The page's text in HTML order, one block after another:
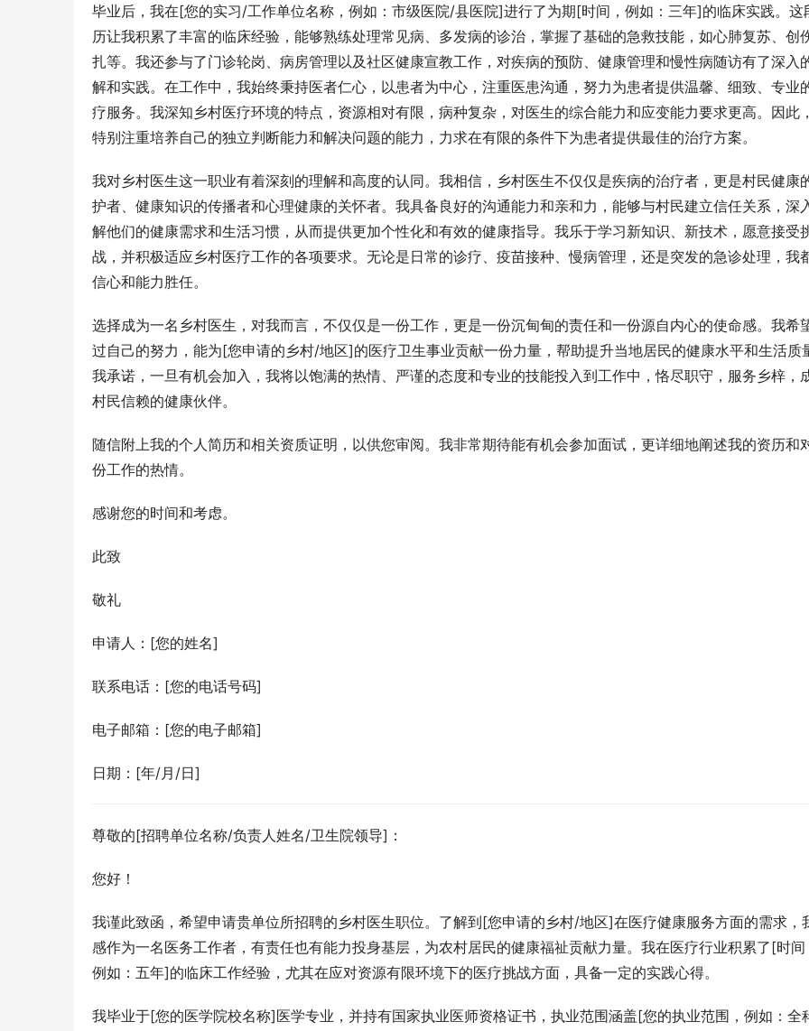
毕业后，我在[您的实习/工作单位名称，例如：市级医院/县医院]进行了为期[时间，例如：三年]的临床实践。这
历让我积累了丰富的临床经验，能够熟练处理常见病、多发病的诊治，掌握了基础的急救技能，如心肺复苏、创
扎等。我还参与了门诊轮岗、病房管理以及社区健康宣教工作，对疾病的预防、健康管理和慢性病随访有了深入
解和实践。在工作中，我始终秉持医者仁心，以患者为中心，注重医患沟通，努力为患者提供温馨、细致、专业
疗服务。我深知乡村医疗环境的特点，资源相对有限，病种复杂，对医生的综合能力和应变能力要求更高。因此
特别注重培养自己的独立判断能力和解决问题的能力，力求在有限的条件下为患者提供最佳的治疗方案。
我对乡村医生这一职业有着深刻的理解和高度的认同。我相信，乡村医生不仅仅是疾病的治疗者，更是村民健康
护者、健康知识的传播者和心理健康的关怀者。我具备良好的沟通能力和亲和力，能够与村民建立信任关系，深
解他们的健康需求和生活习惯，从而提供更加个性化和有效的健康指导。我乐于学习新知识、新技术，愿意接受
战，并积极适应乡村医疗工作的各项要求。无论是日常的诊疗、疫苗接种、慢病管理，还是突发的急诊处理，我
信心和能力胜任。
选择成为一名乡村医生，对我而言，不仅仅是一份工作，更是一份沉甸甸的责任和一份源自内心的使命感。我希
过自己的努力，能为[您申请的乡村/地区]的医疗卫生事业贡献一份力量，帮助提升当地居民的健康水平和生活质
我承诺，一旦有机会加入，我将以饱满的热情、严谨的态度和专业的技能投入到工作中，恪尽职守，服务乡梓，
村民信赖的健康伙伴。
随信附上我的个人简历和相关资质证明，以供您审阅。我非常期待能有机会参加面试，更详细地阐述我的资历和
份工作的热情。
感谢您的时间和考虑。
此致
敬礼
申请人：[您的姓名]
联系电话：[您的电话号码]
电子邮箱：[您的电子邮箱]
日期：[年/月/日]
尊敬的[招聘单位名称/负责人姓名/卫生院领导]：
您好！
我谨此致函，希望申请贵单位所招聘的乡村医生职位。了解到[您申请的乡村/地区]在医疗健康服务方面的需求，
感作为一名医务工作者，有责任也有能力投身基层，为农村居民的健康福祉贡献力量。我在医疗行业积累了[时间
例如：五年]的临床工作经验，尤其在应对资源有限环境下的医疗挑战方面，具备一定的实践心得。
我毕业于[您的医学院校名称]医学专业，并持有国家执业医师资格证书，执业范围涵盖[您的执业范围，例如：全